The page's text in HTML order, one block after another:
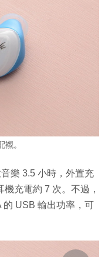
襯。
樂 3.5 小時，外置充
充電約 7 次。不過，
的 USB 輸出功率，可